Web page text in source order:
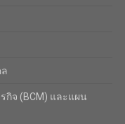
กิจ (BCM) และแผน